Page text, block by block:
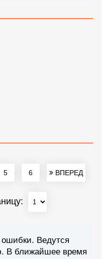
5 6 ВПЕРЕД
Ведутся
В ближайшее время